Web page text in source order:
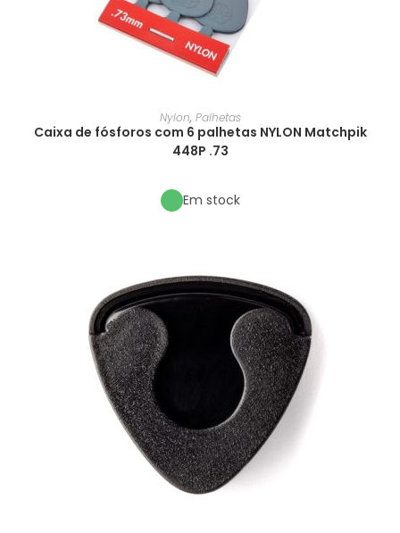
Nylon, Palhetas
Caixa de fósforos com 6 palhetas NYLON Matchpik
448P .73
Em stock